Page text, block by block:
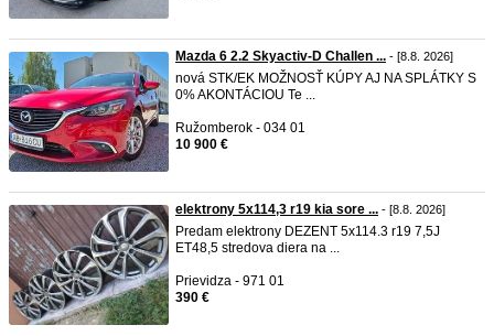
Mazda 6 2.2 Skyactiv-D Challen ... - [8.8. 2026]
nová STK/EK MOŽNOSŤ KÚPY AJ NA SPLÁTKY S
0% AKONTÁCIOU Te ...
Ružomberok - 034 01
10 900 €
elektrony 5x114,3 r19 kia sore ... - [8.8. 2026]
Predam elektrony DEZENT 5x114.3 r19 7,5J
ET48,5 stredova diera na ...
Prievidza - 971 01
390 €